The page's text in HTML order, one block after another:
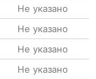
Не указано
Не указано
Не указано
Не указано